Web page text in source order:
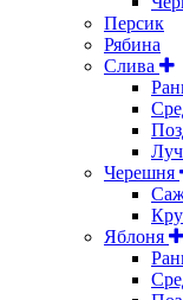
Персик
Рябина
Слива
Черешня
Яблоня